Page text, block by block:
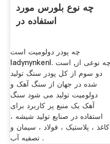
چه نوع بلورس مورد
استفاده در
چه پودر دولومیت است
ladynynkenl. چه نوعی از, است
دو سوم از کل پودر سنگ تولید
شده در جهان از سنگ آهک و
دولومیت تولید می شود سنگ
آهک یک منبع پر کاربرد برای
استفاده در صنایع تولید شیشه ،
کاغذ ، پلاستیک ، فولاد ، سیمان و
تصفیه آب .